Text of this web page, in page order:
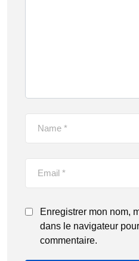
Enregistrer mon nom,
dans le navigateur
commentaire.